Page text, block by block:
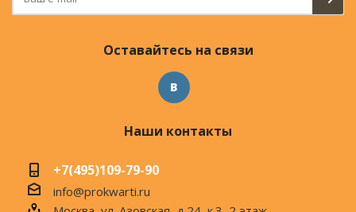
Оставайтесь на связи
Наши контакты
+7(495)109-79-90
info@prokwarti.ru